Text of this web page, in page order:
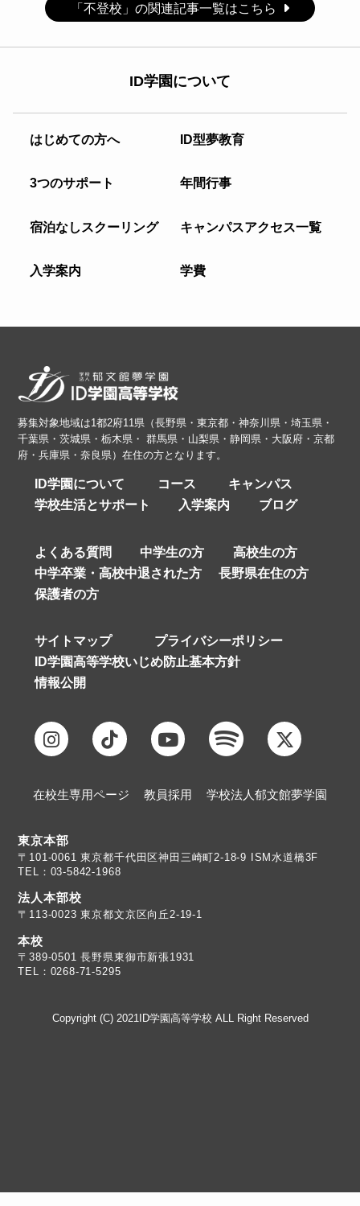
「不登校」の関連記事一覧はこちら
ID学園について
はじめての方へ ID型夢教育
3つのサポート 年間行事
宿泊なしスクーリング キャンパスアクセス一覧
入学案内 学費
募集対象地域は1都2府11県（長野県・東京都・神奈川県・埼玉県・
千葉県・茨城県・栃木県・ 群馬県・山梨県・静岡県・大阪府・京都
府・兵庫県・奈良県）在住の方となります。
ID学園について コース
キャンパス
学校生活とサポート
入学案内 ブログ
よくある質問 中学生の方
高校生の方
中学卒業・高校中退された方
長野県在住の方
保護者の方
サイトマップ
プライバシーポリシー
ID学園高等学校いじめ防止基本方針
情報公開
在校生専用ページ 教員採用 学校法人郁文館夢学園
東京本部
TEL：03-5842-1968
法人本部校
〒113-0023 東京都文京区向丘2-19-1
本校
TEL：0268-71-5295
Copyright (C) 2021ID学園高等学校 ALL Right Reserved